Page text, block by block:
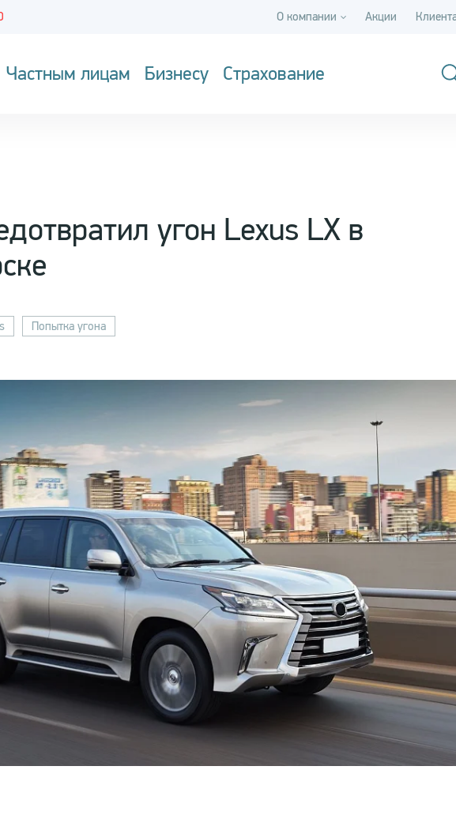
О компании Акции
Частным лицам Бизнесу Страхование
угон Lexus LХ в
Попытка угона